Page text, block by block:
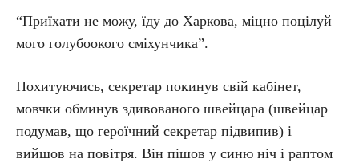
“Приїхати не можу, їду до Харкова, міцно поцілуй
мого голубоокого сміхунчика”.
Похитуючись, секретар покинув свій кабінет,
мовчки обминув здивованого швейцара (швейцар
подумав, що героїчний секретар підвипив) і
вийшов на повітря. Він пішов у синю ніч і раптом